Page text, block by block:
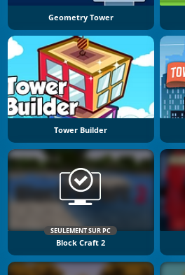
Geometry Tower
Tower Builder
SEULEMENT SUR PC
Block Craft 2